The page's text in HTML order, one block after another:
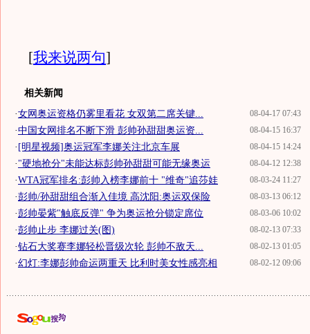
[我来说两句]
相关新闻
08-04-17 07:43
·女网奥运资格仍雾里看花 女双第二席关键...
08-04-15 16:37
·中国女网排名不断下滑 彭帅孙甜甜奥运资...
08-04-15 14:24
·[明星视频]奥运冠军李娜关注北京车展
08-04-12 12:38
·"硬地抢分"未能达标彭帅孙甜甜可能无缘奥运
08-03-24 11:27
·WTA冠军排名:彭帅入榜李娜前十 "维奇"追莎娃
08-03-13 06:12
·彭帅/孙甜甜组合渐入佳境 高沈阳:奥运双保险
08-03-06 10:02
·彭帅晏紫"触底反弹" 争为奥运抢分锁定席位
08-02-13 07:33
·彭帅止步 李娜过关(图)
08-02-13 01:05
·钻石大奖赛李娜轻松晋级次轮 彭帅不敌天...
08-02-12 09:06
·幻灯:李娜彭帅命运两重天 比利时美女性感亮相